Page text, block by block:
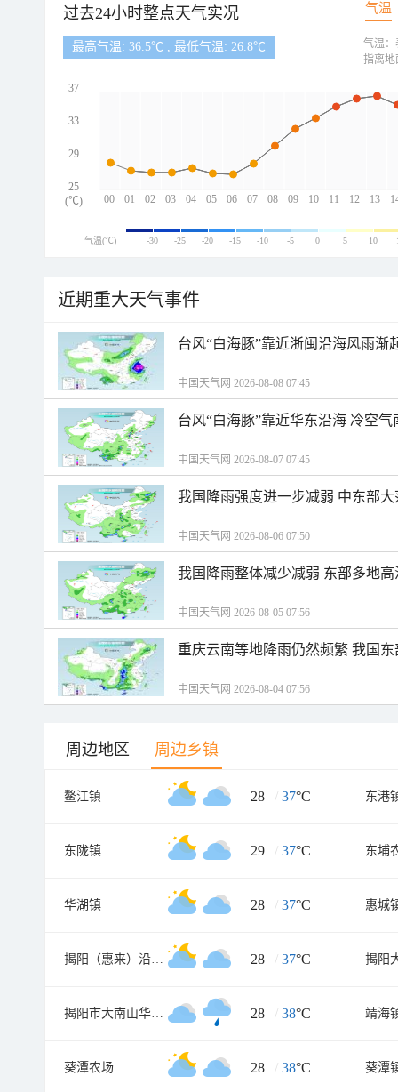
过去24小时整点天气实况 气温
最高气温: 36.5℃ , 最低气温: 26.8℃
00 01 02 03 04 05 06 07 08 09 10 11 12 13
37
33
29
25
(℃)
气温：
指离地
气温(℃) -30 -25 -20 -15 -10 -5 0 5 10
近期重大天气事件
台风“白海豚”靠近浙闽沿海风雨渐
中国天气网 2026-08-08 07:45
台风“白海豚”靠近华东沿海 冷空
中国天气网 2026-08-07 07:45
我国降雨强度进一步减弱 中东部
中国天气网 2026-08-06 07:50
我国降雨整体减少减弱 东部多地
中国天气网 2026-08-05 07:56
重庆云南等地降雨仍然频繁 我国
中国天气网 2026-08-04 07:56
周边地区 周边乡镇
鳌江镇 28 / 37°C 东港
东陇镇 29 / 37°C 东埔
华湖镇 28 / 37°C 惠城
揭阳（惠来）沿海经济开发试验区 28 / 37°C
揭阳市大南山华侨管理区 28 / 38°C 靖海
葵潭农场 28 / 38°C 葵潭